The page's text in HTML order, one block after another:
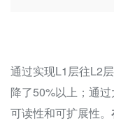
通过实现L1层往L2
降了50%以上；通
可读性和可扩展性。